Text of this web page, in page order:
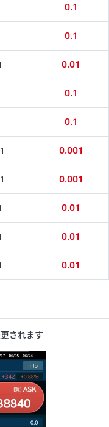
0.1
0.1
0.01
0.1
0.1
0.001
0.001
0.01
0.01
0.01
されます